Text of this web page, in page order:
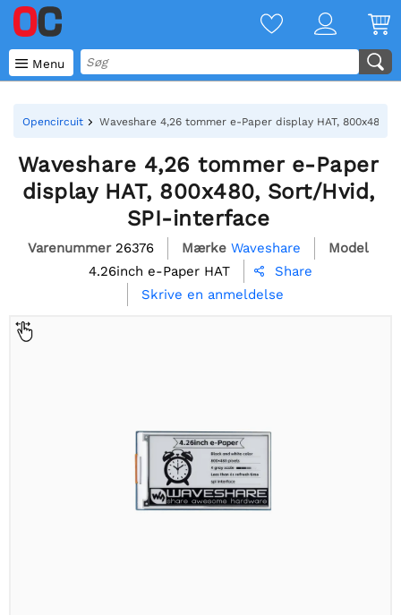
 Menu
Opencircuit Waveshare 4,26 tommer e-Paper display HAT, 800x480,
Waveshare 4,26 tommer e-Paper
display HAT, 800x480, Sort/Hvid,
SPI-interface
Varenummer 26376 Mærke Waveshare
Model
4.26inch e-Paper HAT

Share
Skrive en anmeldelse